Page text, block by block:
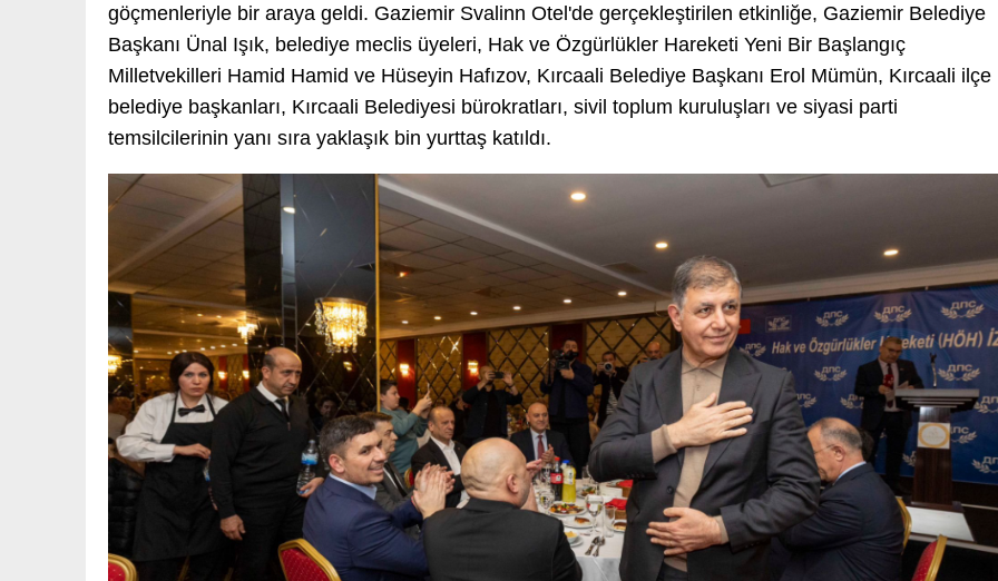
göçmenleriyle bir araya geldi. Gaziemir Svalinn Otel'de gerçekleştirilen etkinliğe, Gaziemir Belediye
Başkanı Ünal Işık, belediye meclis üyeleri, Hak ve Özgürlükler Hareketi Yeni Bir Başlangıç
Milletvekilleri Hamid Hamid ve Hüseyin Hafızov, Kırcaali Belediye Başkanı Erol Mümün, Kırcaali ilçe
belediye başkanları, Kırcaali Belediyesi bürokratları, sivil toplum kuruluşları ve siyasi parti
temsilcilerinin yanı sıra yaklaşık bin yurttaş katıldı.